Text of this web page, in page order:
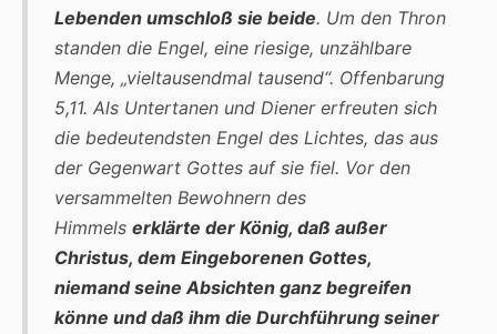
Lebenden umschloß sie beide. Um den Thron
standen die Engel, eine riesige, unzählbare
Menge, „vieltausendmal tausend“. Offenbarung
5,11. Als Untertanen und Diener erfreuten sich
die bedeutendsten Engel des Lichtes, das aus
der Gegenwart Gottes auf sie fiel. Vor den
versammelten Bewohnern des
Himmels erklärte der König, daß außer
Christus, dem Eingeborenen Gottes,
niemand seine Absichten ganz begreifen
könne und daß ihm die Durchführung seiner